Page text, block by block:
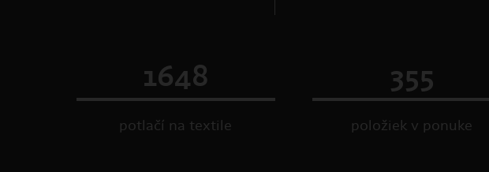
1648
potlačí na textile
355
položiek v ponuke